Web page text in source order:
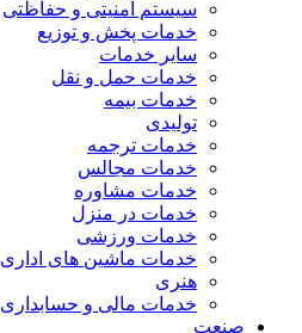
سیستم امنیتی و حفاظتی
خدمات پخش و توزیع
سایر خدمات
خدمات حمل و نقل
خدمات بیمه
تولیدی
خدمات ترجمه
خدمات مجالس
خدمات مشاوره
خدمات در منزل
خدمات ورزشی
خدمات ماشین های اداری
هنری
خدمات مالی و حسابداری
صنعت